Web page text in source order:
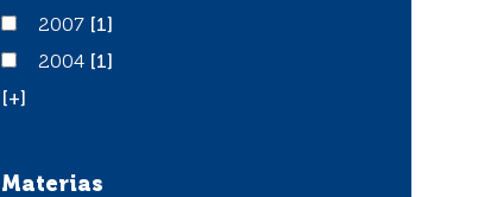
20072007
[1]
20042004
[1]
[+]
Materias